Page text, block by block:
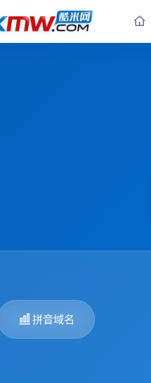
拼音域名